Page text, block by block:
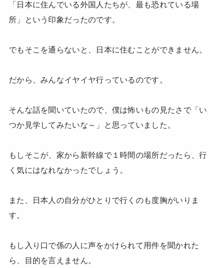
「日本に住んでいる外国人たちが、最も恐れている場
所」という印象だったのです。
でもそこを通らないと、日本に住むことができません。
だから、みんなイヤイヤ行っているのです。
そんな話を聞いていたので、僕は怖いもの見たさで「い
つか見学してみたいな～」と思っていました。
もしそこが、家から新幹線で１時間の場所だったら、行
く気にはなれなかったでしょう。
また、日本人の自分がひとりで行くのも度胸がいりま
す。
もし入り口で係の人に声をかけられて用件を聞かれた
ら、目的を言えません。